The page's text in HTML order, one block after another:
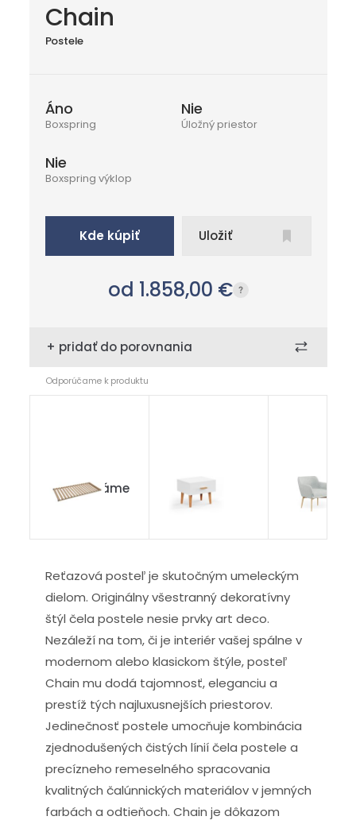
Chain
Postele
Boxspring
Áno
Úložný priestor
Nie
Boxspring výklop
Nie
Kde kúpiť Uložiť
od 1.858,00 €
+ pridať do porovnania
Odporúčame k produktu
Masiv v ráme
BUK
Bianca Modern
Reťazová posteľ je skutočným umeleckým
dielom. Originálny všestranný dekoratívny
štýl čela postele nesie prvky art deco.
Nezáleží na tom, či je interiér vašej spálne v
modernom alebo klasickom štýle, posteľ
Chain mu dodá tajomnosť, eleganciu a
prestíž tých najluxusnejších priestorov.
Jedinečnosť postele umocňuje kombinácia
zjednodušených čistých línií čela postele a
precízneho remeselného spracovania
kvalitných čalúnnických materiálov v jemných
farbách a odtieňoch. Chain je dôkazom